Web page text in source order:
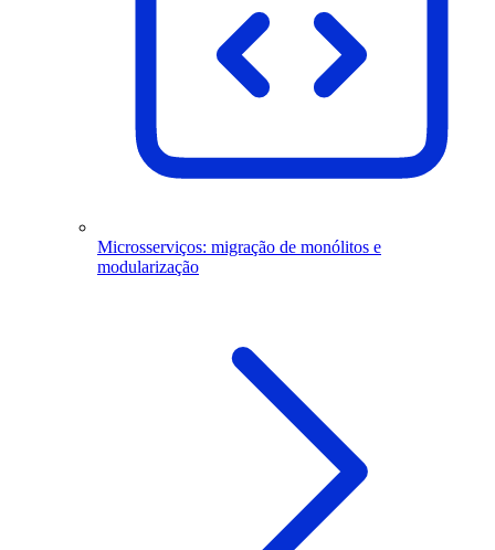
Microsserviços: migração de monólitos e
modularização